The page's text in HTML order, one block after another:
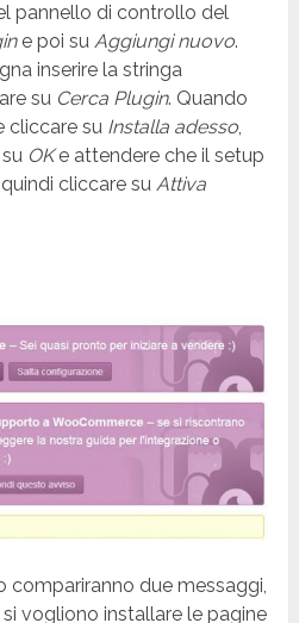
pannello di controllo del
e poi suAggiungi nuovo.
inserire la stringa
su Cerca Plugin. Quando
cliccare su Installa adesso,
OKe attendere che il setup
cliccare suAttiva
compariranno due messaggi,
vogliono installare le pagine